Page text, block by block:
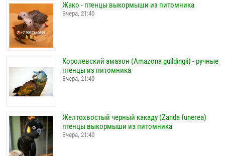
Жако - птенцы выкормыши из питомника
Вчера, 21:40
Королевский амазон (Amazona guildingii) - ручные
птенцы из питомника
Вчера, 21:40
Желтохвостый черный какаду (Zanda funerea)
птенцы выкормыши из питомника
Вчера, 21:40